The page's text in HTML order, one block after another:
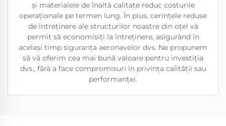
și materialele de înaltă calitate reduc costurile
operaționale pe termen lung. În plus, cerințele reduse
de întreținere ale structurilor noastre din oțel vă
permit să economisiți la întreținere, asigurând în
același timp siguranța aeronavelor dvs. Ne propunem
să vă oferim cea mai bună valoare pentru investiția
dvs., fără a face compromisuri în privința calității sau
performanței.